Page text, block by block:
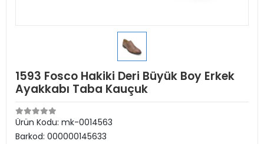
1593 Fosco Hakiki Deri Büyük Boy Erkek
Ayakkabı Taba Kauçuk
Ürün Kodu: mk-0014563
Barkod: 000000145633